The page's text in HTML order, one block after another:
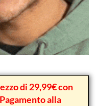
di 29,99€ con
alla